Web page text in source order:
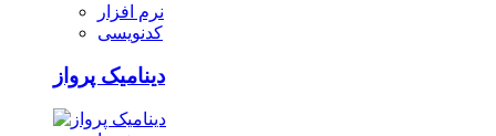
نرم افزار
کدنویسی
دینامیک پرواز